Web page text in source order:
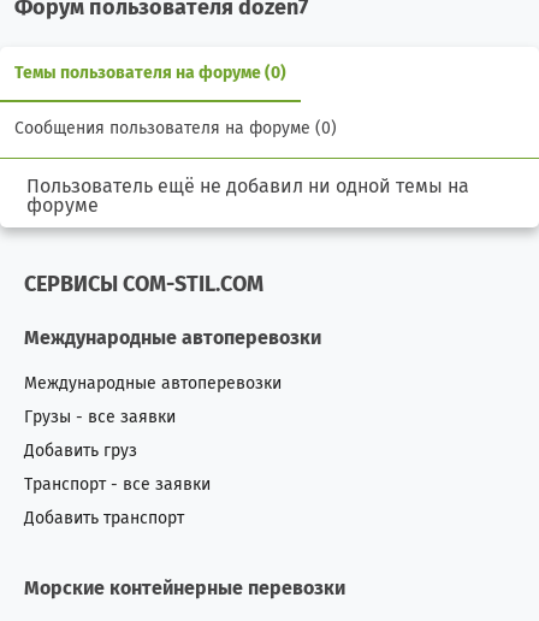
Форум пользователя dozen7
Темы пользователя на форуме (0)
Сообщения пользователя на форуме (0)
Пользователь ещё не добавил ни одной темы на
форуме
СЕРВИСЫ COM-STIL.COM
Международные автоперевозки
Международные автоперевозки
Грузы - все заявки
Добавить груз
Транспорт - все заявки
Добавить транспорт
Морские контейнерные перевозки